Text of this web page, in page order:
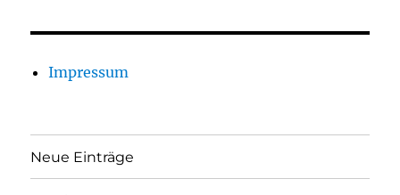
Impressum
Neue Einträge